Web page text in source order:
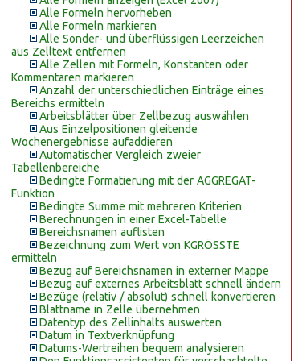
Alle Formeln hervorheben
Alle Formeln markieren
Alle Sonder- und überflüssigen Leerzeichen
aus Zelltext entfernen
Alle Zellen mit Formeln, Konstanten oder
Kommentaren markieren
Anzahl der unterschiedlichen Einträge eines
Bereichs ermitteln
Arbeitsblätter über Zellbezug auswählen
Aus Einzelpositionen gleitende
Wochenergebnisse aufaddieren
Automatischer Vergleich zweier
Tabellenbereiche
Bedingte Formatierung mit der AGGREGAT-
Funktion
Bedingte Summe mit mehreren Kriterien
Berechnungen in einer Excel-Tabelle
Bereichsnamen auflisten
Bezeichnung zum Wert von KGRÖSSTE
ermitteln
Bezug auf Bereichsnamen in externer Mappe
Bezug auf externes Arbeitsblatt schnell ändern
Bezüge (relativ / absolut) schnell konvertieren
Blattname in Zelle übernehmen
Datentyp des Zellinhalts auswerten
Datum in Textverknüpfung
Datums-Wertreihen bequem analysieren